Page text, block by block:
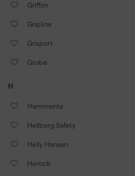
Griffon
Gripline
Grisport
Grobé
H
Hammerite
Hellberg Safety
Helly Hansen
Herock